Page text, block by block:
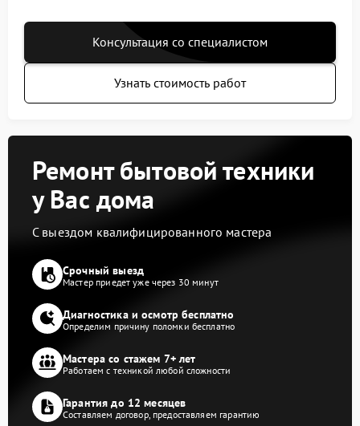
Консультация со специалистом
Узнать стоимость работ
Ремонт бытовой техники
у Вас дома
С выездом квалифицированного мастера
Срочный выезд
Мастер приедет уже через 30 минут
Диагностика и осмотр бесплатно
Определим причину поломки бесплатно
Мастера со стажем 7+ лет
Работаем с техникой любой сложности
Гарантия до 12 месяцев
Составляем договор, предоставляем гарантию